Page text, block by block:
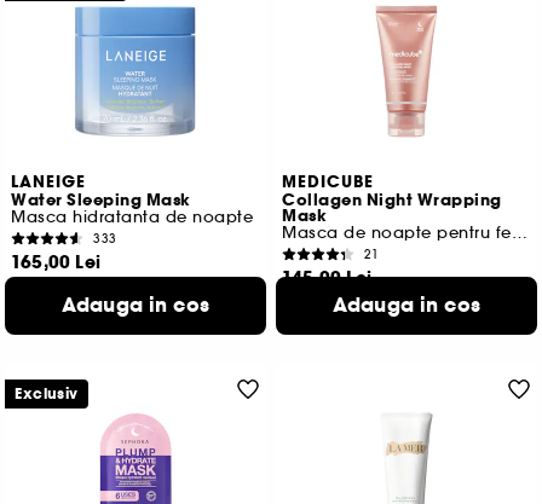
LANEIGE
Water Sleeping Mask
Masca hidratanta de noapte
333
165,00 Lei
235,71 Lei
Adauga in cos
MEDICUBE
Collagen Night Wrapping
Mask
Masca de noapte pentru fermitate si stralucire
21
145,00 Lei
193,33 Lei /100ml
Adauga in cos
Exclusiv